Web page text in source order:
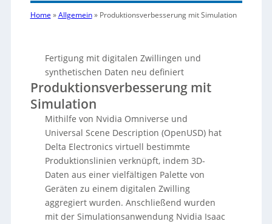
Home »Allgemein» Produktionsverbesserung mit Simulation
Fertigung mit digitalen Zwillingen und
synthetischen Daten neu definiert
Produktionsverbesserung mit
Simulation
Mithilfe von Nvidia Omniverse und
Universal Scene Description (OpenUSD) hat
Delta Electronics virtuell bestimmte
Produktionslinien verknüpft, indem 3D-
Daten aus einer vielfältigen Palette von
Geräten zu einem digitalen Zwilling
aggregiert wurden. Anschließend wurden
mit der Simulationsanwendung Nvidia Isaac